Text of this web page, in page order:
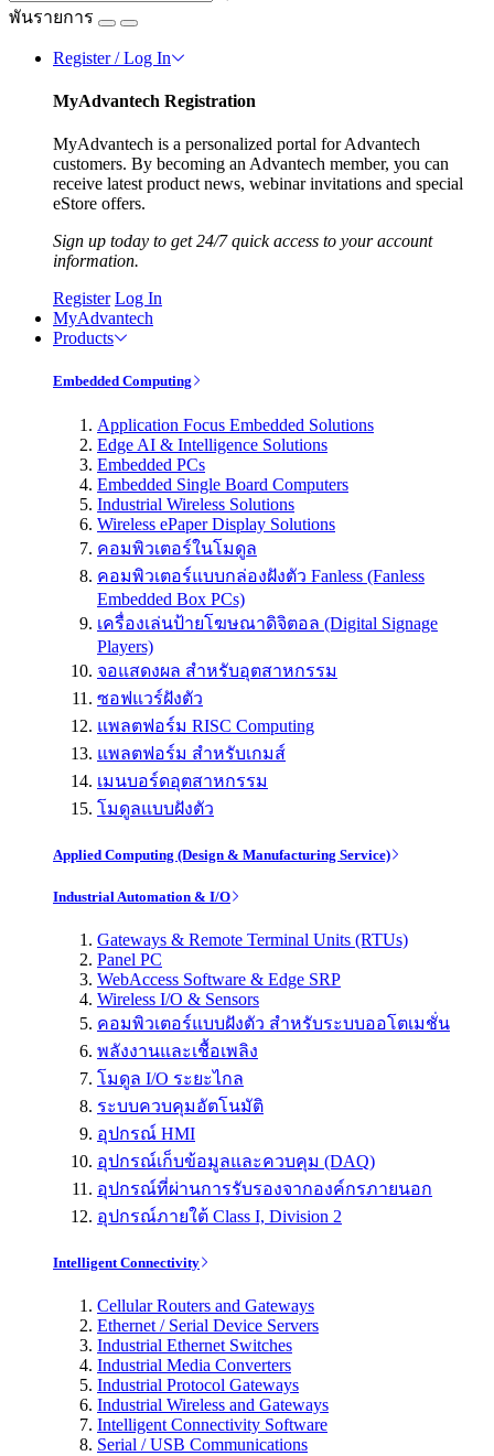
พันรายการ
Register / Log In
MyAdvantech Registration
MyAdvantech is a personalized portal for Advantech
customers. By becoming an Advantech member, you can
receive latest product news, webinar invitations and special
eStore offers.
Sign up today to get 24/7 quick access to your account
information.
Register Log In
MyAdvantech
Products
Embedded Computing
Application Focus Embedded Solutions
Edge AI & Intelligence Solutions
Embedded PCs
Embedded Single Board Computers
Industrial Wireless Solutions
Wireless ePaper Display Solutions
คอมพิวเตอร์ในโมดูล
คอมพิวเตอร์แบบกล่องฝังตัว Fanless (Fanless
Embedded Box PCs)
เครื่องเล่นป้ายโฆษณาดิจิตอล (Digital Signage
Players)
จอแสดงผล สำหรับอุตสาหกรรม
ซอฟแวร์ฝังตัว
แพลตฟอร์ม RISC Computing
แพลตฟอร์ม สำหรับเกมส์
เมนบอร์ดอุตสาหกรรม
โมดูลแบบฝังตัว
Applied Computing (Design & Manufacturing Service)
Industrial Automation & I/O
Gateways & Remote Terminal Units (RTUs)
Panel PC
WebAccess Software & Edge SRP
Wireless I/O & Sensors
คอมพิวเตอร์แบบฝังตัว สำหรับระบบออโตเมชั่น
พลังงานและเชื้อเพลิง
โมดูล I/O ระยะไกล
ระบบควบคุมอัตโนมัติ
อุปกรณ์ HMI
อุปกรณ์เก็บข้อมูลและควบคุม (DAQ)
อุปกรณ์ที่ผ่านการรับรองจากองค์กรภายนอก
อุปกรณ์ภายใต้ Class I, Division 2
Intelligent Connectivity
Cellular Routers and Gateways
Ethernet / Serial Device Servers
Industrial Ethernet Switches
Industrial Media Converters
Industrial Protocol Gateways
Industrial Wireless and Gateways
Intelligent Connectivity Software
Serial / USB Communications